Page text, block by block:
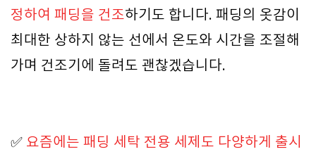
정하여 패딩을 건조하기도 합니다. 패딩의 옷감이
최대한 상하지 않는 선에서 온도와 시간을 조절해
가며 건조기에 돌려도 괜찮겠습니다.
✅ 요즘에는 패딩 세탁 전용 세제도 다양하게 출시